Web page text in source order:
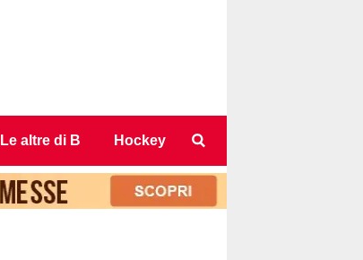
Le altre di B Hockey